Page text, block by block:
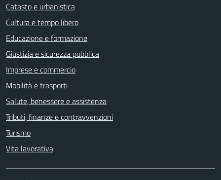
Catasto e urbanistica
Cultura e tempo libero
Educazione e formazione
Giustizia e sicurezza pubblica
Imprese e commercio
Mobilità e trasporti
Salute, benessere e assistenza
Tributi, finanze e contravvenzioni
Turismo
Vita lavorativa